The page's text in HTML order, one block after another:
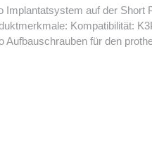
auf der
Anwendung: Fixierung
Packung Anschluss: 1,2 HEX Die K3Pro